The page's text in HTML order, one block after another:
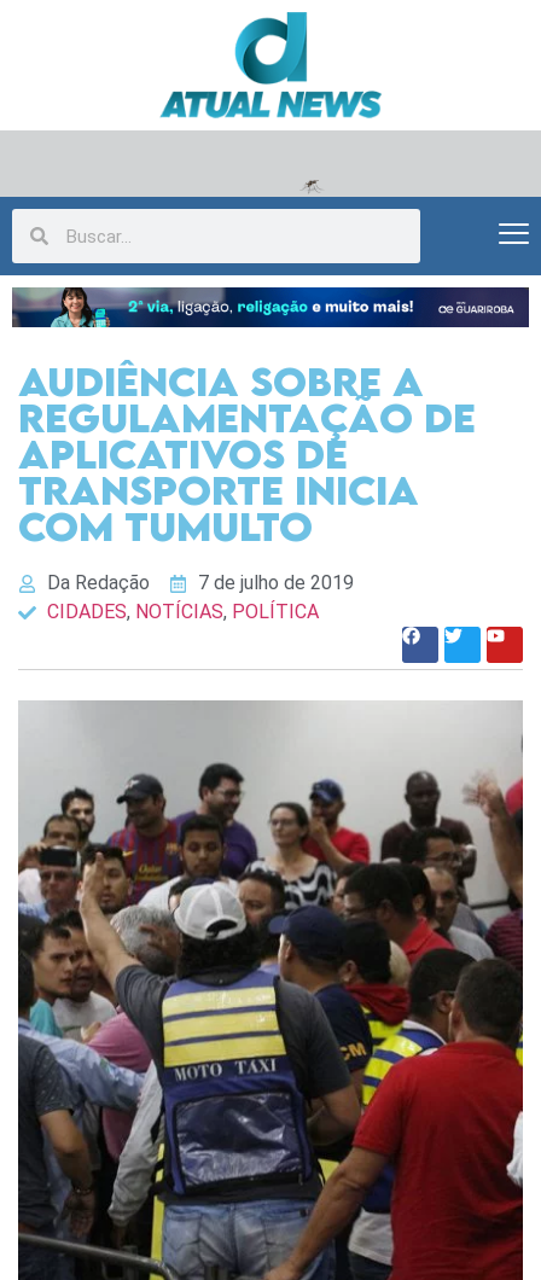
Audiência sobre a
regulamentação de
aplicativos de
transporte inicia
com tumulto
Da Redação
7 de julho de 2019
CIDADES, NOTÍCIAS, POLÍTICA